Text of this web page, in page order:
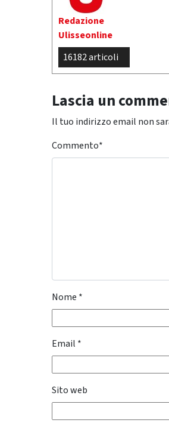
Redazione
Ulisseonline
16182 articoli
Lascia un
Il tuo indirizzo email non
Commento*
Nome *
Email *
Sito web